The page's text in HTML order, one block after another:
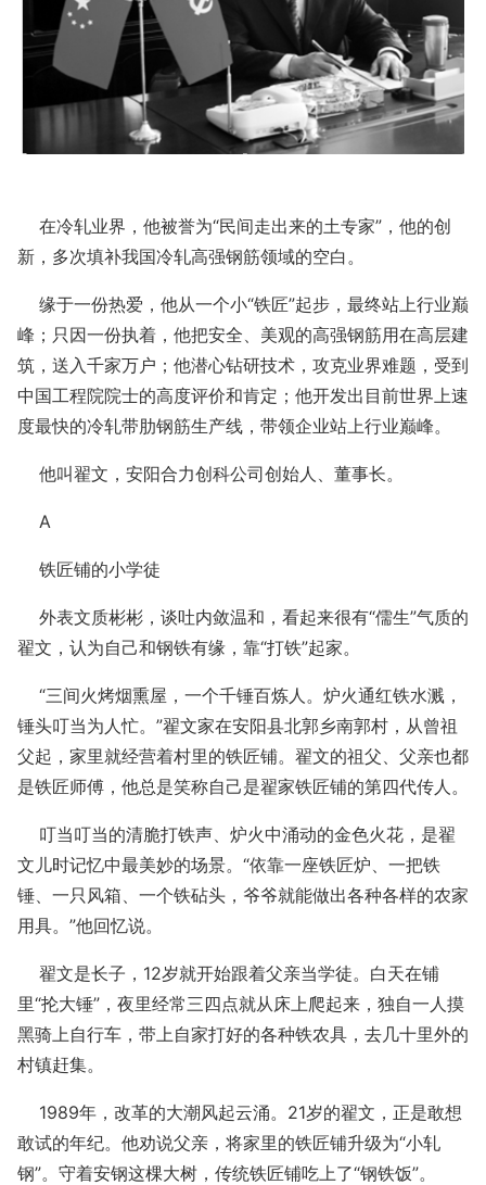
在冷轧业界，他被誉为“民间走出来的土专家”，他的创
新，多次填补我国冷轧高强钢筋领域的空白。
缘于一份热爱，他从一个小“铁匠”起步，最终站上行业巅
峰；只因一份执着，他把安全、美观的高强钢筋用在高层建
筑，送入千家万户；他潜心钻研技术，攻克业界难题，受到
中国工程院院士的高度评价和肯定；他开发出目前世界上速
度最快的冷轧带肋钢筋生产线，带领企业站上行业巅峰。
他叫翟文，安阳合力创科公司创始人、董事长。
A
铁匠铺的小学徒
外表文质彬彬，谈吐内敛温和，看起来很有“儒生”气质的
翟文，认为自己和钢铁有缘，靠“打铁”起家。
“三间火烤烟熏屋，一个千锤百炼人。炉火通红铁水溅，
锤头叮当为人忙。”翟文家在安阳县北郭乡南郭村，从曾祖
父起，家里就经营着村里的铁匠铺。翟文的祖父、父亲也都
是铁匠师傅，他总是笑称自己是翟家铁匠铺的第四代传人。
叮当叮当的清脆打铁声、炉火中涌动的金色火花，是翟
文儿时记忆中最美妙的场景。“依靠一座铁匠炉、一把铁
锤、一只风箱、一个铁砧头，爷爷就能做出各种各样的农家
用具。”他回忆说。
翟文是长子，12岁就开始跟着父亲当学徒。白天在铺
里“抡大锤”，夜里经常三四点就从床上爬起来，独自一人摸
黑骑上自行车，带上自家打好的各种铁农具，去几十里外的
村镇赶集。
1989年，改革的大潮风起云涌。21岁的翟文，正是敢想
敢试的年纪。他劝说父亲，将家里的铁匠铺升级为“小轧
钢”。守着安钢这棵大树，传统铁匠铺吃上了“钢铁饭”。